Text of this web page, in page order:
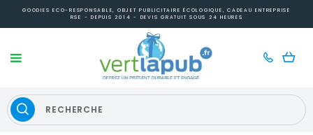
GOODIES ECO-RESPONSABLE, OBJET PUBLICITAIRE ÉCOLOGIQUE, CADEAU ENTREPRISE
RSE - DEPUIS 2014 - DEVIS GRATUIT SOUS 24 HEURES